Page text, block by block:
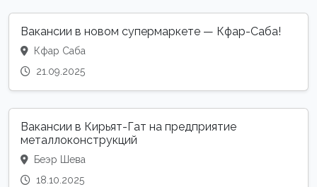
Вакансии в новом супермаркете — Кфар-Саба!
Кфар Саба
21.09.2025
Вакансии в Кирьят-Гат на предприятие
металлоконструкций
Беэр Шева
18.10.2025